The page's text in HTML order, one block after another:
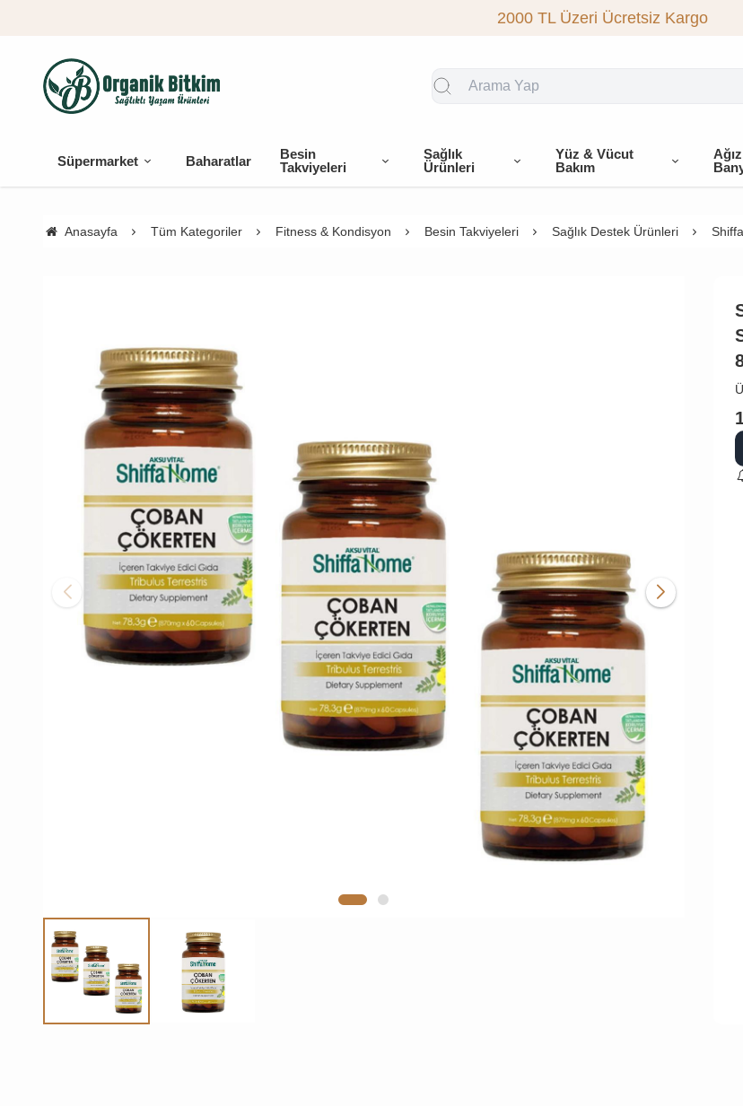
2000 TL Üzeri Ücretsiz Kargo
Süpermarket Baharatlar
Besin
Takviyeleri
Sağlık
Ürünleri
Yüz & Vücut
Bakım
Anasayfa Tüm Kategoriler Fitness & Kondisyon Besin Takviyeleri Sağlık Destek Ürünleri